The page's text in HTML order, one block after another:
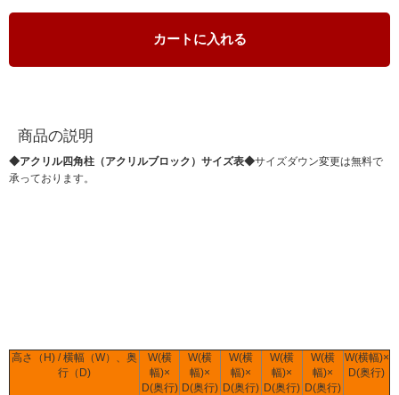
カートに入れる
商品の説明
◆アクリル四角柱（アクリルブロック）サイズ表◆サイズダウン変更は無料で
承っております。
高さ（H) / 横幅（W）、奥
行（D)
W(横
幅)×
D(奥行)
W(横
幅)×
D(奥行)
W(横
幅)×
D(奥行)
W(横
幅)×
D(奥行)
W(横
幅)×
D(奥行)
W(横幅)×
D(奥行)